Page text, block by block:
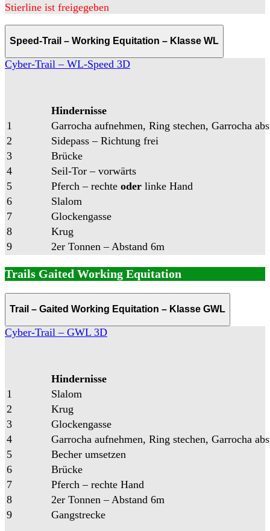
Stierline ist freigegeben
Speed-Trail – Working Equitation – Klasse WL
Cyber-Trail – WL-Speed 3D
Hindernisse
1
Garrocha aufnehmen, Ring stechen, Garrocha
2
Sidepass – Richtung frei
3
Brücke
4
Seil-Tor – vorwärts
5
Pferch – rechte oder linke Hand
6
Slalom
7
Glockengasse
8
Krug
9
2er Tonnen – Abstand 6m
Trails Gaited Working Equitation
Trail – Gaited Working Equitation – Klasse GWL
Cyber-Trail – GWL 3D
Hindernisse
1
Slalom
2
Krug
3
Glockengasse
4
Garrocha aufnehmen, Ring stechen, Garrocha
5
Becher umsetzen
6
Brücke
7
Pferch – rechte Hand
8
2er Tonnen – Abstand 6m
9
Gangstrecke